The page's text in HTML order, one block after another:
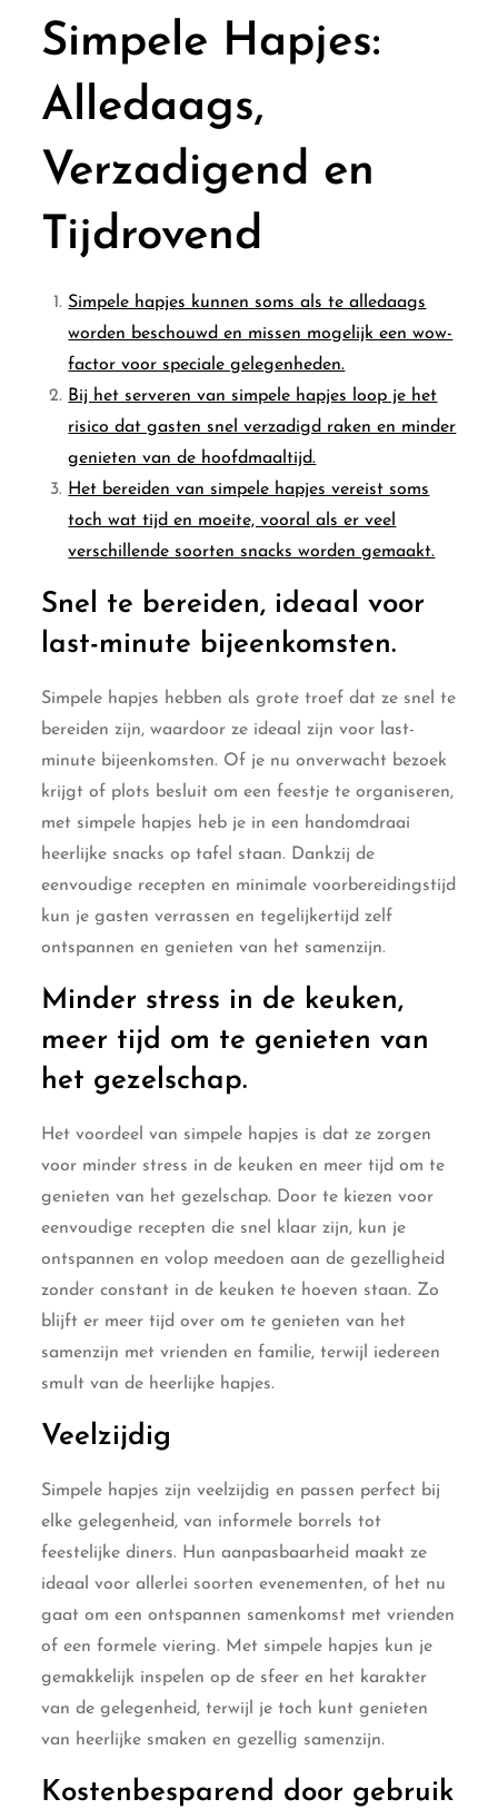
Simpele Hapjes:
Alledaags,
Verzadigend en
Tijdrovend
Simpele hapjes kunnen soms als te alledaags
worden beschouwd en missen mogelijk een wow-
factor voor speciale gelegenheden.
Bij het serveren van simpele hapjes loop je het
risico dat gasten snel verzadigd raken en minder
genieten van de hoofdmaaltijd.
Het bereiden van simpele hapjes vereist soms
toch wat tijd en moeite, vooral als er veel
verschillende soorten snacks worden gemaakt.
Snel te bereiden, ideaal voor
last-minute bijeenkomsten.
Simpele hapjes hebben als grote troef dat ze snel te
bereiden zijn, waardoor ze ideaal zijn voor last-
minute bijeenkomsten. Of je nu onverwacht bezoek
krijgt of plots besluit om een feestje te organiseren,
met simpele hapjes heb je in een handomdraai
heerlijke snacks op tafel staan. Dankzij de
eenvoudige recepten en minimale voorbereidingstijd
kun je gasten verrassen en tegelijkertijd zelf
ontspannen en genieten van het samenzijn.
Minder stress in de keuken,
meer tijd om te genieten van
het gezelschap.
Het voordeel van simpele hapjes is dat ze zorgen
voor minder stress in de keuken en meer tijd om te
genieten van het gezelschap. Door te kiezen voor
eenvoudige recepten die snel klaar zijn, kun je
ontspannen en volop meedoen aan de gezelligheid
zonder constant in de keuken te hoeven staan. Zo
blijft er meer tijd over om te genieten van het
samenzijn met vrienden en familie, terwijl iedereen
smult van de heerlijke hapjes.
Veelzijdig
Simpele hapjes zijn veelzijdig en passen perfect bij
elke gelegenheid, van informele borrels tot
feestelijke diners. Hun aanpasbaarheid maakt ze
ideaal voor allerlei soorten evenementen, of het nu
gaat om een ontspannen samenkomst met vrienden
of een formele viering. Met simpele hapjes kun je
gemakkelijk inspelen op de sfeer en het karakter
van de gelegenheid, terwijl je toch kunt genieten
van heerlijke smaken en gezellig samenzijn.
Kostenbesparend door gebruik